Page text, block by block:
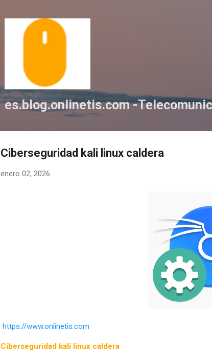
es.blog.onlinetis.com -
Ciberseguridad kali linux caldera
enero 02, 2026
https://www.onlinetis.com
Ciberseguridad kali linux caldera